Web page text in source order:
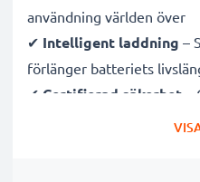
användning världen över
✔ Intelligent laddning –
förlänger batteriets
✔ Certifierad säkerhet
skydd mot överladdning,